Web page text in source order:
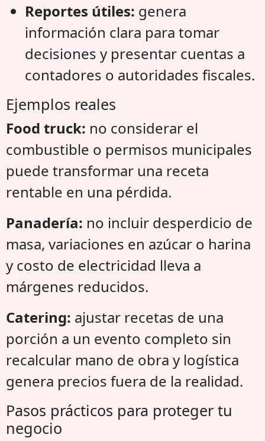
Reportes útiles: genera
información clara para tomar
decisiones y presentar cuentas a
contadores o autoridades fiscales.
Ejemplos reales
Food truck: no considerar el
combustible o permisos municipales
puede transformar una receta
rentable en una pérdida.
Panadería: no incluir desperdicio de
masa, variaciones en azúcar o harina
y costo de electricidad lleva a
márgenes reducidos.
Catering: ajustar recetas de una
porción a un evento completo sin
recalcular mano de obra y logística
genera precios fuera de la realidad.
Pasos prácticos para proteger tu
negocio